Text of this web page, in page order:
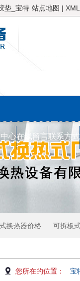
站点地图 | XML
垫_宝特
86574000
心在线留言联系方式
换热器价格 可拆板
您所在的位置： 宝